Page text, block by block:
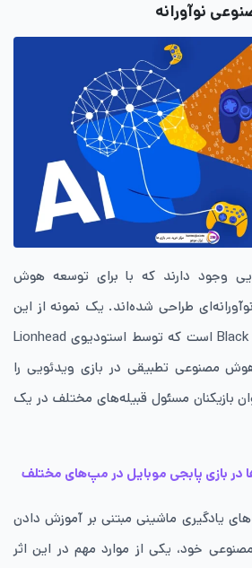
نوآورانه
وجود دارند که با برای توسعه هوش
طراحی شده‌اند. یک نمونه از این
بازی‌ها، فرنچایز Black & White است که توسط استودیوی Lionhead
مصنوعی تطبیقی در بازی ویدئویی را
بازیکنان مسئول قبیله‌های مختلف در یک
یادگیری ماشینی مبتنی بر آموزش دادن
خود‌، یکی از موارد مهم در این اثر